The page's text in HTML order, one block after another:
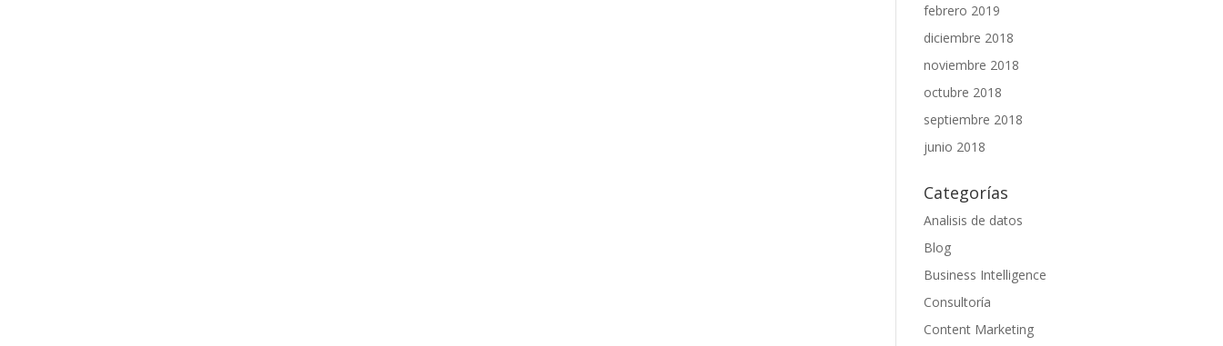
febrero 2019
diciembre 2018
noviembre 2018
octubre 2018
septiembre 2018
junio 2018
Categorías
Analisis de datos
Blog
Business Intelligence
Consultoría
Content Marketing